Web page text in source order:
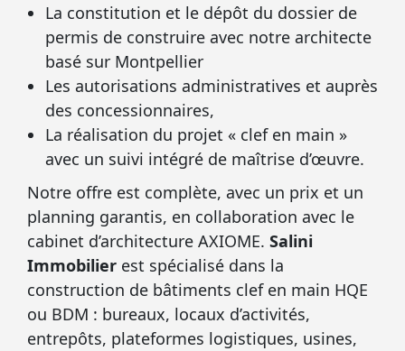
La constitution et le dépôt du dossier de
permis de construire avec notre architecte
basé sur Montpellier
Les autorisations administratives et auprès
des concessionnaires,
La réalisation du projet « clef en main »
avec un suivi intégré de maîtrise d’œuvre.
Notre offre est complète, avec un prix et un
planning garantis, en collaboration avec le
cabinet d’architecture AXIOME. Salini
Immobilier est spécialisé dans la
construction de bâtiments clef en main HQE
ou BDM : bureaux, locaux d’activités,
entrepôts, plateformes logistiques, usines,